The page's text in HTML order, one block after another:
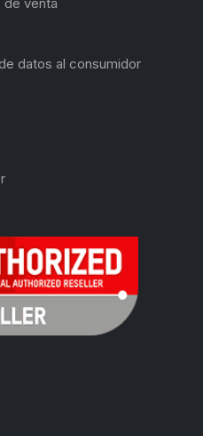
de venta
datos al consumidor